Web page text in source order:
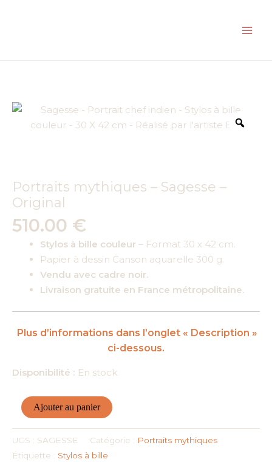
Portraits mythiques – Sagesse –
Original
510.00 €
Stylos à bille couleur – Format 30 x 42 cm.
Papier à dessin Canson aquarelle 300 g.
Vendu avec cadre noir.
Livraison gratuite en France métropolitaine.
Plus d’informations dans l’onglet « Description »
ci-dessous.
Disponibilité : En stock
quantité
mythiques
Ajouter au panier
UGS : SAGESSE Catégorie : Portraits mythiques
Étiquette : Stylos à bille